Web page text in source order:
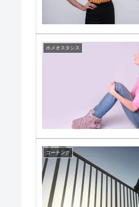
ホメオスタシス
コーチング